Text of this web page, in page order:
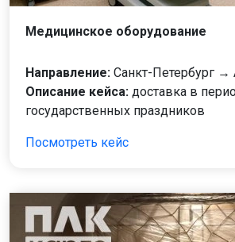
Медицинское оборудование
Направление: Санкт-Петербург
Описание кейса: доставка в
государственных праздников
Посмотреть кейс